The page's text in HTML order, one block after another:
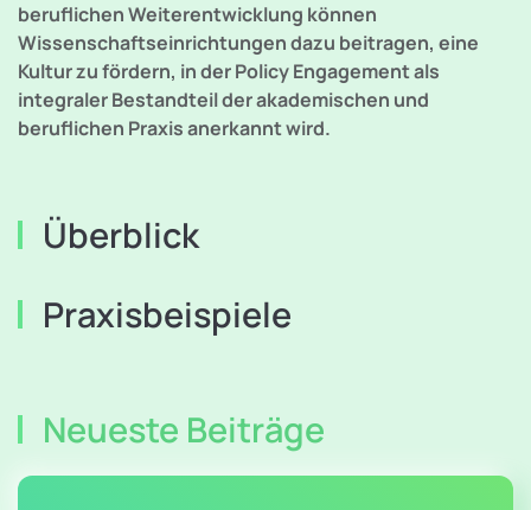
beruflichen Weiterentwicklung können
Wissenschaftseinrichtungen dazu beitragen, eine
Kultur zu fördern, in der Policy Engagement als
integraler Bestandteil der akademischen und
beruflichen Praxis anerkannt wird.
Überblick
Praxisbeispiele
Neueste Beiträge